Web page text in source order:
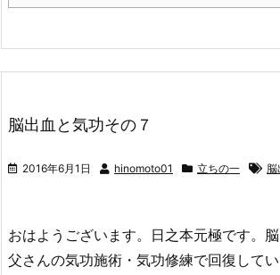
脳出血と気功その７
2016年6月1日 hinomoto01 立ちの一 脳
おはようございます。日之本元極です。
父さんの気功施術・気功修練で回復して